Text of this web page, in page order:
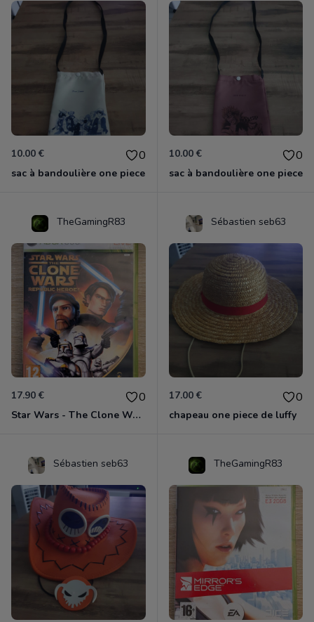
10.00 € 0
sac à bandoulière one piece
10.00 € 0
sac à bandoulière one piece
TheGamingR83
17.90 € 0
Star Wars - The Clone Wars - Les Héros De La République Xbox 360
Sébastien seb63
17.00 € 0
chapeau one piece de luffy
Sébastien seb63 TheGamingR83